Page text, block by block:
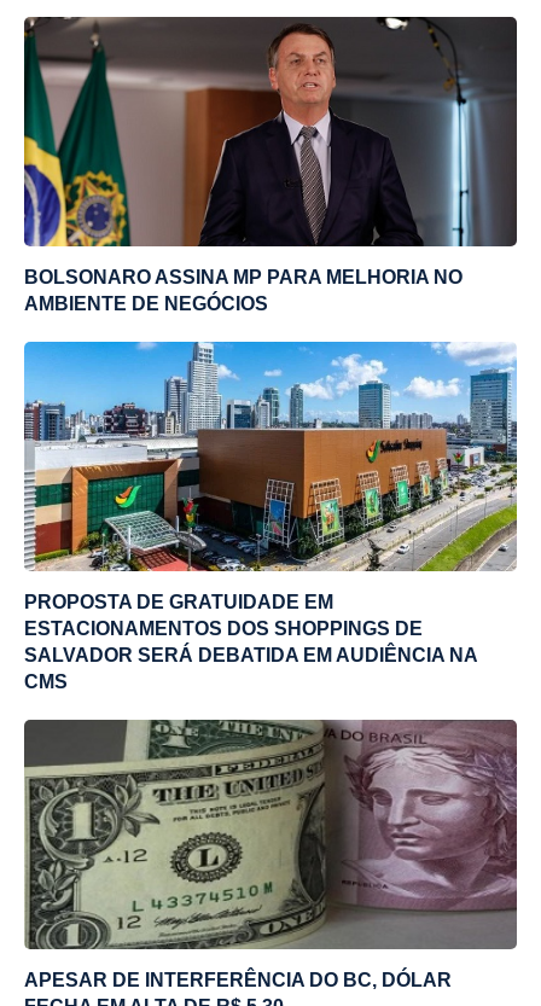
BOLSONARO ASSINA MP PARA MELHORIA NO
AMBIENTE DE NEGÓCIOS
PROPOSTA DE GRATUIDADE EM
ESTACIONAMENTOS DOS SHOPPINGS DE
SALVADOR SERÁ DEBATIDA EM AUDIÊNCIA NA
CMS
APESAR DE INTERFERÊNCIA DO BC, DÓLAR